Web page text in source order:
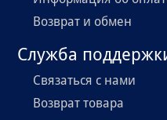
Возврат и обмен
Служба
Связаться с нами
Возврат товара